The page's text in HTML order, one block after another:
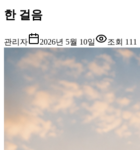
한 걸음
관리자 2026년 5월 10일 조회 111